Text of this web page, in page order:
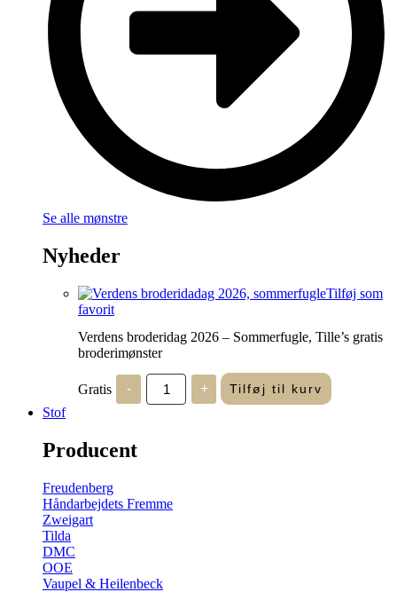
Se alle mønstre
Nyheder
Tilføj som
favorit
Verdens broderidag 2026 – Sommerfugle, Tille’s gratis
broderimønster
Gratis -
Verdens
broderidag
2026
+ Tilføj til kurv
Stof
Producent
Freudenberg
Håndarbejdets Fremme
Zweigart
Tilda
DMC
OOE
Vaupel & Heilenbeck